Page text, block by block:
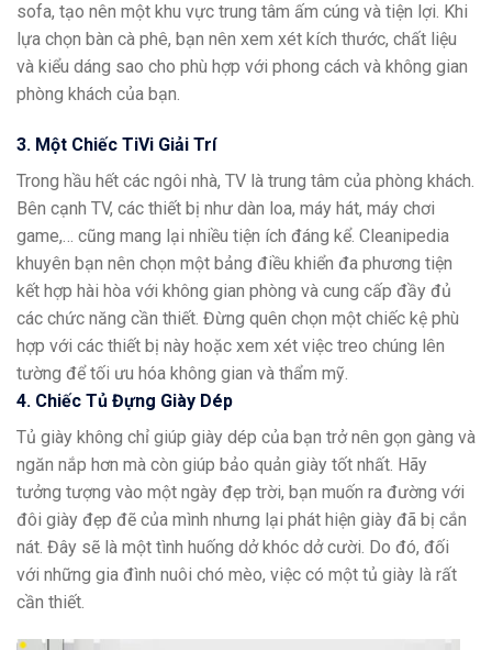
sofa, tạo nên một khu vực trung tâm ấm cúng và tiện lợi. Khi
lựa chọn bàn cà phê, bạn nên xem xét kích thước, chất liệu
và kiểu dáng sao cho phù hợp với phong cách và không gian
phòng khách của bạn.
3. Một Chiếc TiVi Giải Trí
Trong hầu hết các ngôi nhà, TV là trung tâm của phòng khách.
Bên cạnh TV, các thiết bị như dàn loa, máy hát, máy chơi
game,… cũng mang lại nhiều tiện ích đáng kể. Cleanipedia
khuyên bạn nên chọn một bảng điều khiển đa phương tiện
kết hợp hài hòa với không gian phòng và cung cấp đầy đủ
các chức năng cần thiết. Đừng quên chọn một chiếc kệ phù
hợp với các thiết bị này hoặc xem xét việc treo chúng lên
tường để tối ưu hóa không gian và thẩm mỹ.
4. Chiếc Tủ Đựng Giày Dép
Tủ giày không chỉ giúp giày dép của bạn trở nên gọn gàng và
ngăn nắp hơn mà còn giúp bảo quản giày tốt nhất. Hãy
tưởng tượng vào một ngày đẹp trời, bạn muốn ra đường với
đôi giày đẹp đẽ của mình nhưng lại phát hiện giày đã bị cắn
nát. Đây sẽ là một tình huống dở khóc dở cười. Do đó, đối
với những gia đình nuôi chó mèo, việc có một tủ giày là rất
cần thiết.